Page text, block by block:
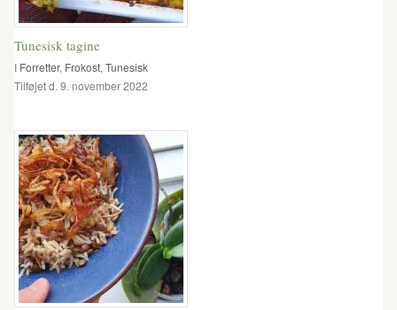
Tunesisk tagine
I Forretter, Frokost, Tunesisk
Tilføjet d. 9. november 2022